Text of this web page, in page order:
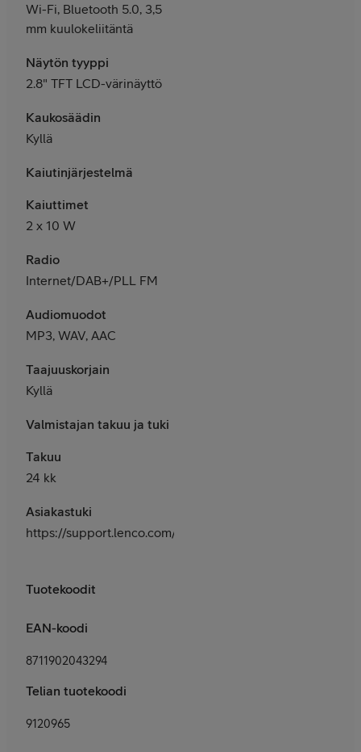
Wi-Fi, Bluetooth 5.0, 3,5
mm kuulokeliitäntä
Näytön tyyppi
2.8" TFT LCD-värinäyttö
Kaukosäädin
Kyllä
Kaiutinjärjestelmä
Kaiuttimet
2 x 10 W
Radio
Internet/DAB+/PLL FM
Audiomuodot
MP3, WAV, AAC
Taajuuskorjain
Kyllä
Valmistajan takuu ja tuki
Takuu
24 kk
Asiakastuki
https://support.lenco.com/en/support/home
Tuotekoodit
EAN-koodi
8711902043294
Telian tuotekoodi
9120965